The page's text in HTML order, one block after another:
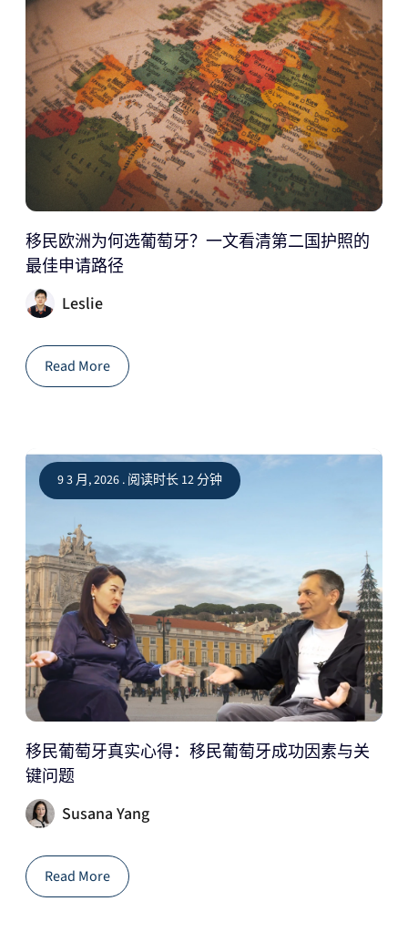
移民欧洲为何选葡萄牙？一文看清第二国护照的
最佳申请路径
Leslie
Read More
移民葡萄牙真实心得：移民葡萄牙成功因素与关
键问题
9 3 月, 2026 . 阅读时长 12 分钟
Susana Yang
Read More